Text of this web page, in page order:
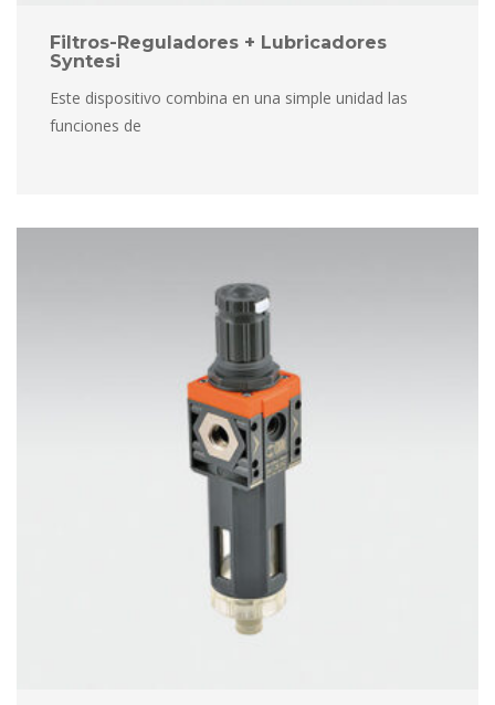
Filtros-Reguladores + Lubricadores
Syntesi
Este dispositivo combina en una simple unidad las
funciones de